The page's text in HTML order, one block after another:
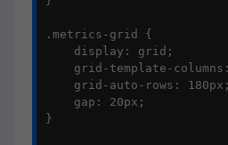
.metrics-grid {
    display: grid;
grid-template-
    grid-auto-rows: 180px;
    gap: 20px;
}